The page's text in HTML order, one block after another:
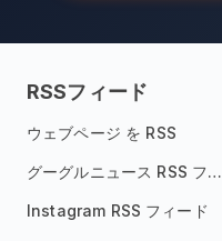
RSSフィード
ウェブページ を RSS
グーグルニュース RSS フィード
Instagram RSS フィード